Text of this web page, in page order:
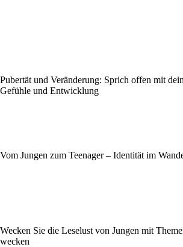
Pubertät und Veränderung: Sprich offen mit
Gefühle und Entwicklung
Vom Jungen zum Teenager – Identität im
Wecken Sie die Leselust von Jungen mit
wecken